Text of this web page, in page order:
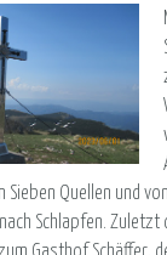
Sieben Quellen und
Schlapfen. Zuletzt